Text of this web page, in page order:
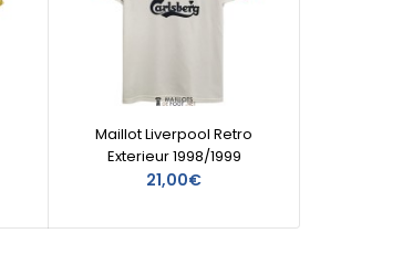
Maillot Liverpool Retro
Exterieur 1998/1999
21,00€